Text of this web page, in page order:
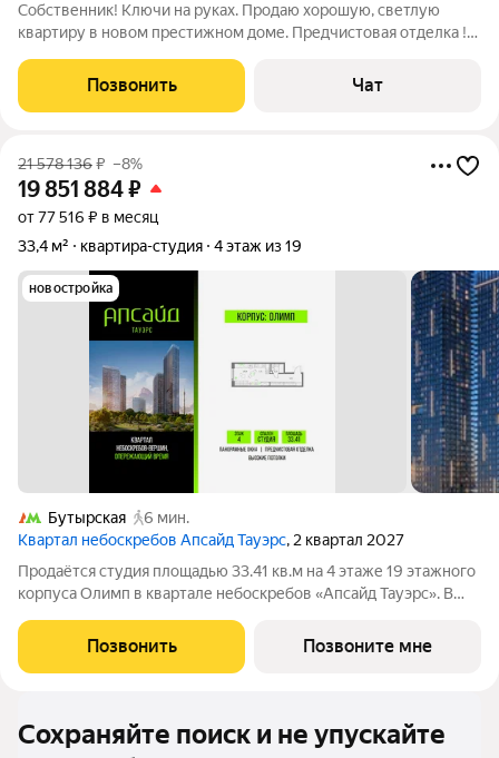
Собственник! Ключи на руках. Продаю хорошую, светлую
квартиру в новом престижном доме. Предчистовая отделка !!!!
апартаменты, можно прописаться! Квартира НЕ угловая
Удобное расположение на 9м этаже в
Позвонить Чат
21 578 136₽ –8%
19 851 884₽
от 77 516 ₽ в месяц
33,4 м²
квартира-студия 4 этаж из 19
новостройка
Бутырская
6 мин.
Квартал небоскребов Апсайд Тауэрс, 2 квартал 2027
Продаётся студия площадью 33.41 кв.м на 4 этаже 19 этажного
корпуса Олимп в квартале небоскребов «Апсайд Тауэрс». В
корпус Эльбрус, Гранд-плаза,. Номер квартиры В0401. «Апсайд
Тауэрс» -
Позвонить Позвоните мне
Сохраняйте поиск и не упускайте